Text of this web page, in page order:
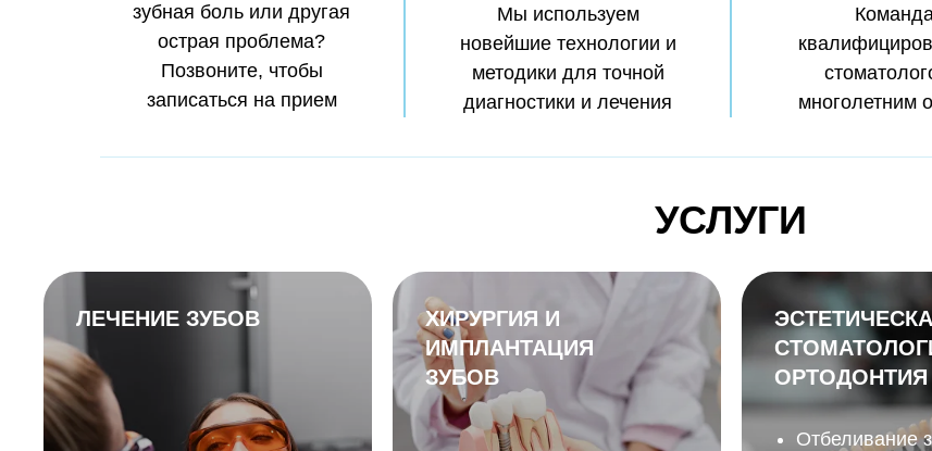
зубная боль или другая
острая проблема?
Позвоните, чтобы
записаться на прием
Мы используем
новейшие технологии и
методики для точной
диагностики и лечения
многолетним
УСЛУГИ
ЛЕЧЕНИЕ ЗУБОВ
ХИРУРГИЯ И
ИМПЛАНТАЦИЯ
ЗУБОВ
ОРТОДОНТИЯ
Отбеливание